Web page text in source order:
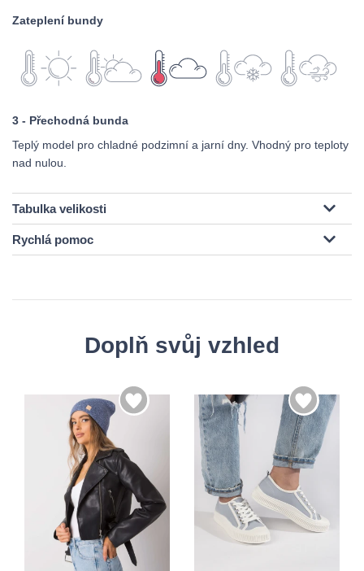
Zateplení bundy
3 - Přechodná bunda
Teplý model pro chladné podzimní a jarní dny. Vhodný pro teploty
nad nulou.
Tabulka velikosti
Rychlá pomoc
Doplň svůj vzhled